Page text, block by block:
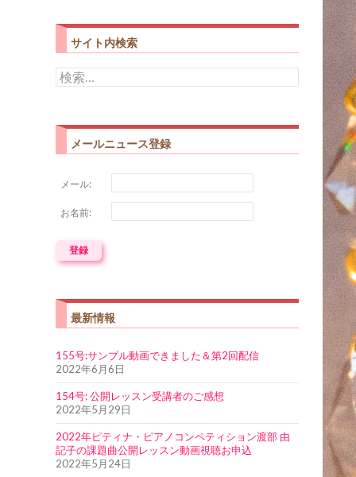
サイト内検索
検
索:
メールニュース登録
メール:
お名前:
最新情報
155号:サンプル動画できました＆第2回配信
2022年6月6日
154号: 公開レッスン受講者のご感想
2022年5月29日
2022年ピティナ・ピアノコンペティション渡部 由
記子の課題曲公開レッスン動画視聴お申込
2022年5月24日